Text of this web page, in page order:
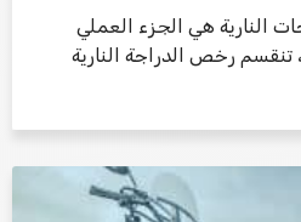
النارية هي الجزء العملي
رخص الدراجة النارية